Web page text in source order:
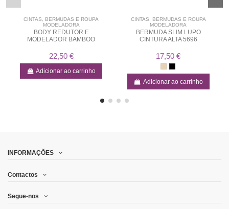
CINTAS, BERMUDAS E ROUPA
MODELADORA
BODY REDUTOR E
MODELADOR BAMBOO
22,50 €
Adicionar ao carrinho
CINTAS, BERMUDAS E ROUPA
MODELADORA
BERMUDA SLIM LUPO
CINTURA ALTA 5696
17,50 €
Adicionar ao carrinho
INFORMAÇÕES
Contactos
Segue-nos